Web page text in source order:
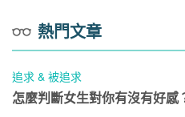
熱門文章
追求 & 被追求
怎麼判斷女生對你有沒有好感